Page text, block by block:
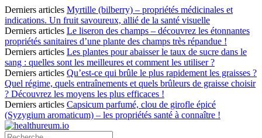
Derniers articles Myrtille (bilberry) – propriétés médicinales et
indications. Un fruit savoureux, allié de la santé visuelle
Derniers articles Le liseron des champs – découvrez les étonnantes
propriétés sanitaires d’une plante des champs très répandue !
Derniers articles Les plantes pour abaisser le taux de sucre dans le
sang : quelles sont les meilleures et comment les utiliser ?
Derniers articles Qu’est-ce qui brûle le plus rapidement les graisses ?
Quel régime, quels entraînements et quels brûleurs de graisse choisir
? Découvrez les moyens les plus efficaces !
Derniers articles Capsicum parfumé, clou de girofle épicé
(Syzygium aromaticum) – les propriétés santé à connaître !